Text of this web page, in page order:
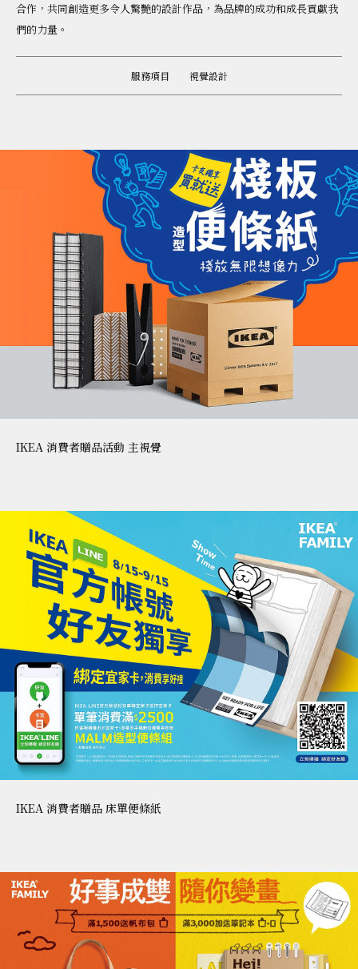
合作，共同創造更多令人驚艷的設計作品，為品牌的成功和成長貢獻我
們的力量。
服務項目 視覺設計
IKEA 消費者贈品活動 主視覺
IKEA 消費者贈品 床單便條紙